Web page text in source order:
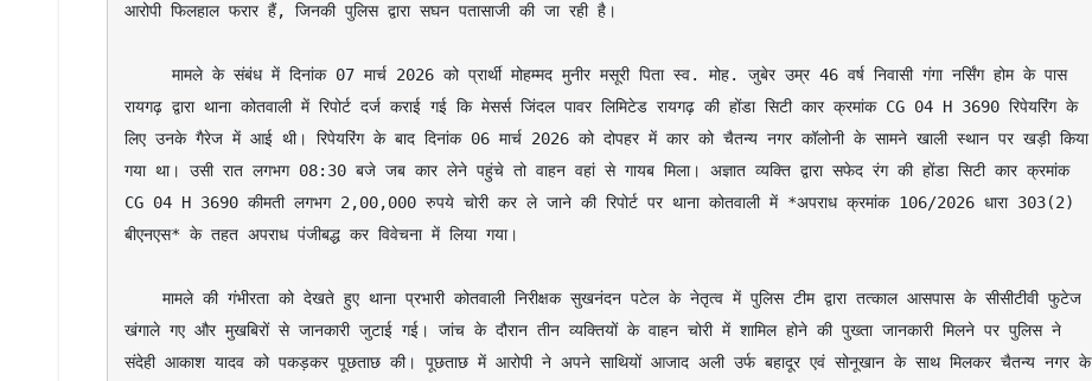
आरोपी फिलहाल फरार हैं, जिनकी पुलिस द्वारा सघन पतासाजी की जा रही है।
रायगढ़ द्वारा थाना कोतवाली में रिपोर्ट दर्ज कराई गई कि मेसर्स जिंदल पावर लिमिटेड रायगढ़ की होंडा सिटी कार क्रमांक CG 04 H 3690 रिपेयरिंग के
लिए उनके गैरेज में आई थी। रिपेयरिंग के बाद दिनांक 06 मार्च 2026 को दोपहर में कार को चैतन्य नगर कॉलोनी के सामने खाली स्थान पर खड़ी किया
गया था। उसी रात लगभग 08:30 बजे जब कार लेने पहुंचे तो वाहन वहां से गायब मिला। अज्ञात व्यक्ति द्वारा सफेद रंग की होंडा सिटी कार क्रमांक
CG 04 H 3690 कीमती लगभग 2,00,000 रुपये चोरी कर ले जाने की रिपोर्ट पर थाना कोतवाली में *अपराध क्रमांक 106/2026 धारा 303(2)
बीएनएस* के तहत अपराध पंजीबद्ध कर विवेचना में लिया गया।
खंगाले गए और मुखबिरों से जानकारी जुटाई गई। जांच के दौरान तीन व्यक्तियों के वाहन चोरी में शामिल होने की पुख्ता जानकारी मिलने पर पुलिस ने
संदेही आकाश यादव को पकड़कर पूछताछ की। पूछताछ में आरोपी ने अपने साथियों आजाद अली उर्फ बहादूर एवं सोनूखान के साथ मिलकर चैतन्य नगर के